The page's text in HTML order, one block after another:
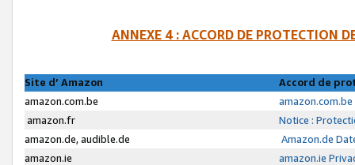
ANNEXE 4 : ACCORD DE PROTECTION
Site d’ Amazon
Accord de
amazon.com.be
amazon.fr
Notice :
amazon.de, audible.de
Amazon.de
amazon.ie
amazon.ie